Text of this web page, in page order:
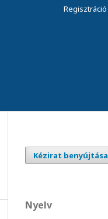
Regisztráció
Kézirat benyújtása
Nyelv